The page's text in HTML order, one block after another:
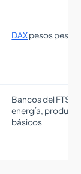
DAXpesos
Bancos del FTSE,
energía,
básicos